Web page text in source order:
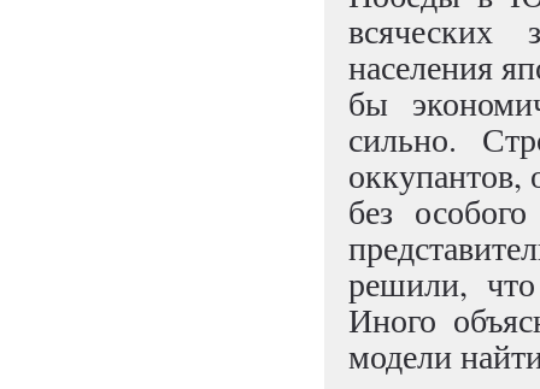
всяческих
населения
бы
сильно.
оккупантов,
без
решили,
Иного
модели